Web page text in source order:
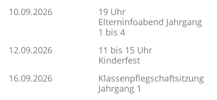
10.09.2026
19 Uhr
Elterninfoabend Jahrgang
1 bis 4
12.09.2026
11 bis 15 Uhr
Kinderfest
16.09.2026
Klassenpflegschaftsitzung
Jahrgang 1